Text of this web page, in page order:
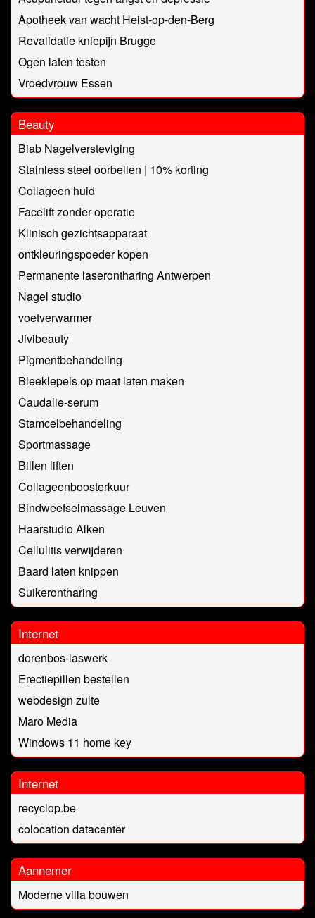
Apotheek van wacht Heist-op-den-Berg
Revalidatie kniepijn Brugge
Ogen laten testen
Vroedvrouw Essen
Beauty
Biab Nagelversteviging
Stainless steel oorbellen | 10% korting
Collageen huid
Facelift zonder operatie
Klinisch gezichtsapparaat
ontkleuringspoeder kopen
Permanente laserontharing Antwerpen
Nagel studio
voetverwarmer
Jivibeauty
Pigmentbehandeling
Bleeklepels op maat laten maken
Caudalie-serum
Stamcelbehandeling
Sportmassage
Billen liften
Collageenboosterkuur
Bindweefselmassage Leuven
Haarstudio Alken
Cellulitis verwijderen
Baard laten knippen
Suikerontharing
Internet
dorenbos-laswerk
Erectiepillen bestellen
webdesign zulte
Maro Media
Windows 11 home key
Internet
recyclop.be
colocation datacenter
Aannemer
Moderne villa bouwen